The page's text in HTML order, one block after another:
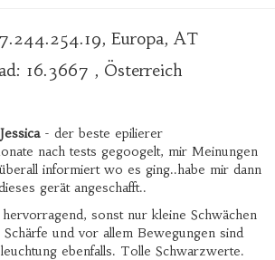
Europa, AT
16.3667 , Österreich
Jessica- der beste epilierer
nach tests gegoogelt, mir Meinungen
informiert wo es ging..habe mir dann
gerät angeschafft..
sonst nur kleine Schwächen
und vor allem Bewegungen sind
ebenfalls. Tolle Schwarzwerte.